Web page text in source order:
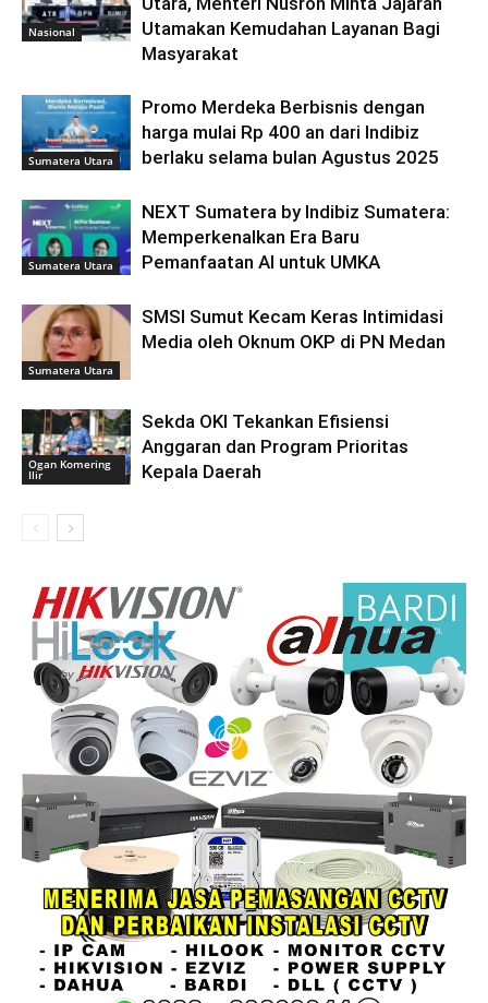
Nasional
Utamakan Kemudahan Layanan Bagi
Masyarakat
Sumatera Utara
Promo Merdeka Berbisnis dengan
harga mulai Rp 400 an dari Indibiz
berlaku selama bulan Agustus 2025
Sumatera Utara
NEXT Sumatera by Indibiz Sumatera:
Memperkenalkan Era Baru
Pemanfaatan AI untuk UMKA
Sumatera Utara
SMSI Sumut Kecam Keras Intimidasi
Media oleh Oknum OKP di PN Medan
Ogan Komering
Ilir
Sekda OKI Tekankan Efisiensi
Anggaran dan Program Prioritas
Kepala Daerah